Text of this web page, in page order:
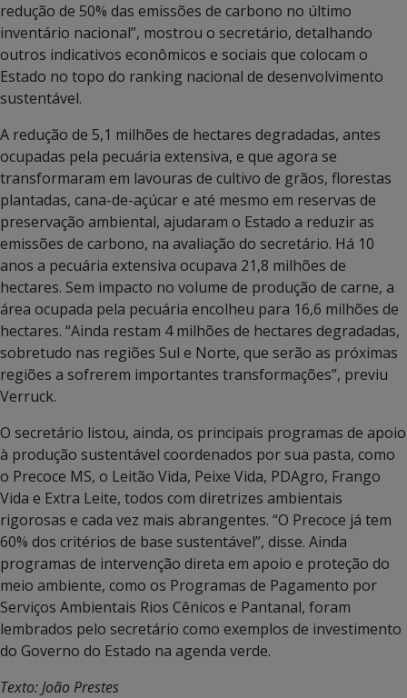
redução de 50% das emissões de carbono no último
inventário nacional”, mostrou o secretário, detalhando
outros indicativos econômicos e sociais que colocam o
Estado no topo do ranking nacional de desenvolvimento
sustentável.
A redução de 5,1 milhões de hectares degradadas, antes
ocupadas pela pecuária extensiva, e que agora se
transformaram em lavouras de cultivo de grãos, florestas
plantadas, cana-de-açúcar e até mesmo em reservas de
preservação ambiental, ajudaram o Estado a reduzir as
emissões de carbono, na avaliação do secretário. Há 10
anos a pecuária extensiva ocupava 21,8 milhões de
hectares. Sem impacto no volume de produção de carne, a
área ocupada pela pecuária encolheu para 16,6 milhões de
hectares. “Ainda restam 4 milhões de hectares degradadas,
sobretudo nas regiões Sul e Norte, que serão as próximas
regiões a sofrerem importantes transformações”, previu
Verruck.
O secretário listou, ainda, os principais programas de apoio
à produção sustentável coordenados por sua pasta, como
o Precoce MS, o Leitão Vida, Peixe Vida, PDAgro, Frango
Vida e Extra Leite, todos com diretrizes ambientais
rigorosas e cada vez mais abrangentes. “O Precoce já tem
60% dos critérios de base sustentável”, disse. Ainda
programas de intervenção direta em apoio e proteção do
meio ambiente, como os Programas de Pagamento por
Serviços Ambientais Rios Cênicos e Pantanal, foram
lembrados pelo secretário como exemplos de investimento
do Governo do Estado na agenda verde.
Texto: João Prestes